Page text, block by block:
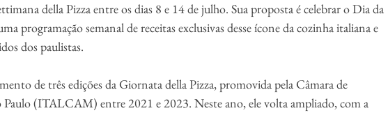
della Pizza entre os dias 8 e 14 de julho. Sua proposta é celebrar o Dia da
programação semanal de receitas exclusivas desse ícone da cozinha italiana e
dos paulistas.
de três edições da Giornata della Pizza, promovida pela Câmara de
Paulo (ITALCAM) entre 2021 e 2023. Neste ano, ele volta ampliado, com a